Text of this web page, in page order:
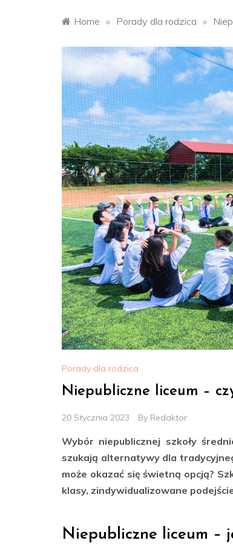
Home » Porady dla rodzica »
Porady dla rodzica
Niepubliczne liceum –
20 Stycznia 2023 By Redaktor
Wybór niepublicznej szkoły
szukają alternatywy dla
może okazać się świetną opcją?
klasy, zindywidualizowane
Niepubliczne liceum –